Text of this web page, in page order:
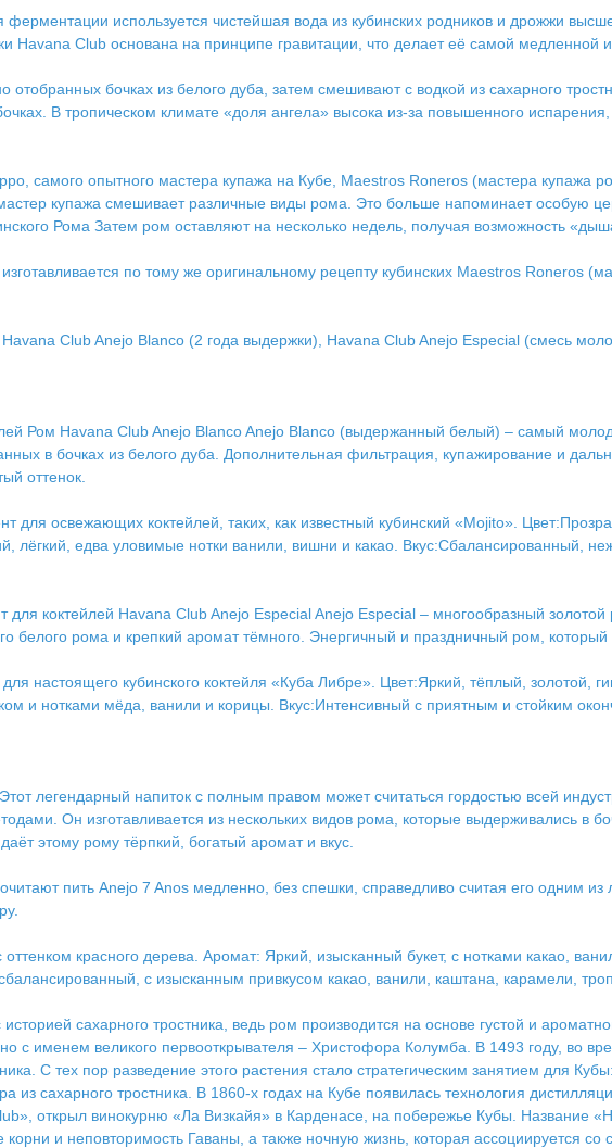
ферментации используется чистейшая вода из кубинских родников и дрожжи
Havana Club основана на принципе гравитации, что делает её самой медленной
отобранных бочках из белого дуба, затем смешивают с водкой из сахарного
В тропическом климате «доля ангела» высока из-за повышенного
самого опытного мастера купажа на Кубе, Maestros Roneros (мастера купажа
купажа смешивает различные виды рома. Это больше напоминает особую
Рома Затем ром оставляют на несколько недель, получая возможность
по тому же оригинальному рецепту кубинских Maestros Roneros
Club Anejo Blanco (2 года выдержки), Havana Club Anejo Especial (смесь
Ром Havana Club Anejo Blanco Anejo Blanco (выдержанный белый) – самый
в бочках из белого дуба. Дополнительная фильтрация, купажирование и
оттенок.
для освежающих коктейлей, таких, как известный кубинский «Mojito».
лёгкий, едва уловимые нотки ванили, вишни и какао. Вкус:Сбалансированный,
для коктейлей Havana Club Anejo Especial Anejo Especial – многообразный
белого рома и крепкий аромат тёмного. Энергичный и праздничный ром,
настоящего кубинского коктейля «Куба Либре». Цвет:Яркий, тёплый,
и нотками мёда, ванили и корицы. Вкус:Интенсивный с приятным и стойким
легендарный напиток с полным правом может считаться гордостью всей
Он изготавливается из нескольких видов рома, которые выдерживались в
этому рому тёрпкий, богатый аромат и вкус.
пить Anejo 7 Anos медленно, без спешки, справедливо считая его одним
красного дерева. Аромат: Яркий, изысканный букет, с нотками какао,
с изысканным привкусом какао, ванили, каштана, карамели,
сахарного тростника, ведь ром производится на основе густой и
с именем великого первооткрывателя – Христофора Колумба. В 1493 году, во
С тех пор разведение этого растения стало стратегическим занятием для
из сахарного тростника. В 1860-х годах на Кубе появилась технология
открыл винокурню «Ла Визкайя» в Карденасе, на побережье Кубы. Название
и неповторимость Гаваны, а также ночную жизнь, которая ассоциируется